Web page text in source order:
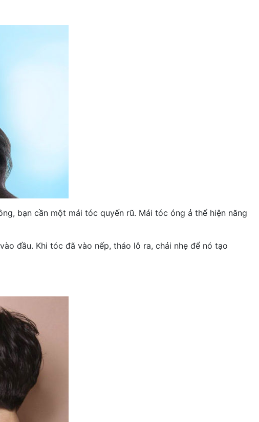
bạn cần một mái tóc quyến rũ. Mái tóc óng ả thể hiện năng
đầu. Khi tóc đã vào nếp, tháo lô ra, chải nhẹ để nó tạo